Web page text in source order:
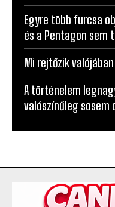
Egyre több furcsa
és a Pentagon sem
Mi rejtőzik
A történelem
valószínűleg sosem